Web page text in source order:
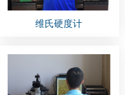
维氏硬度计